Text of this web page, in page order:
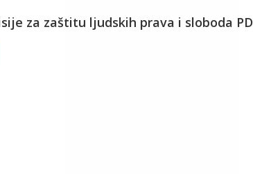
za zaštitu ljudskih prava i sloboda PD